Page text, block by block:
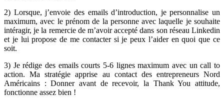
2) Lorsque, j’envoie des emails d’introduction, je personnalise un
maximum, avec le prénom de la personne avec laquelle je souhaite
intéragir, je la remercie de m’avoir accepté dans son réseau Linkedin
et je lui propose de me contacter si je peux l’aider en quoi que ce
soit.
3) Je rédige des emails courts 5-6 lignes maximum avec un call to
action. Ma stratégie apprise au contact des entrepreneurs Nord
Américains : Donner avant de recevoir, la Thank You attitude,
fonctionne assez bien !